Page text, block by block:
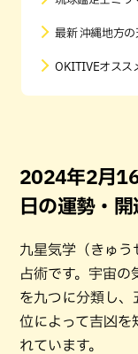
最新 沖縄地方の
OKITIVEオスス
2024年2月
日の運勢・
九星気学（きゅう
占術です。宇宙の
を九つに分類し、
位によって吉凶を
れています。